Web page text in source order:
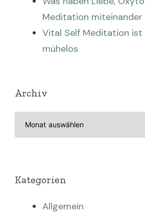
Meditation miteinander
Vital Self Meditation ist
mühelos
Archiv
Archiv
Kategorien
Allgemein